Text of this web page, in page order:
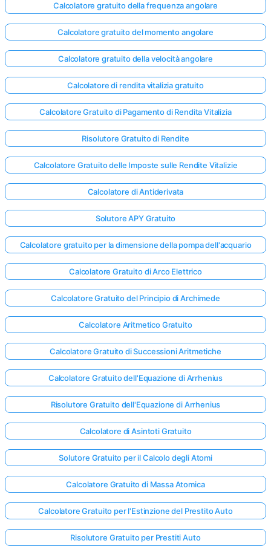
Calcolatore gratuito della frequenza angolare
Calcolatore gratuito del momento angolare
Calcolatore gratuito della velocità angolare
Calcolatore di rendita vitalizia gratuito
Calcolatore Gratuito di Pagamento di Rendita Vitalizia
Risolutore Gratuito di Rendite
Calcolatore Gratuito delle Imposte sulle Rendite Vitalizie
Calcolatore di Antiderivata
Solutore APY Gratuito
Calcolatore gratuito per la dimensione della pompa dell'acquario
Calcolatore Gratuito di Arco Elettrico
Calcolatore Gratuito del Principio di Archimede
Calcolatore Aritmetico Gratuito
Calcolatore Gratuito di Successioni Aritmetiche
Calcolatore Gratuito dell'Equazione di Arrhenius
Risolutore Gratuito dell'Equazione di Arrhenius
Calcolatore di Asintoti Gratuito
Solutore Gratuito per il Calcolo degli Atomi
Calcolatore Gratuito di Massa Atomica
Calcolatore Gratuito per l'Estinzione del Prestito Auto
Risolutore Gratuito per Prestiti Auto